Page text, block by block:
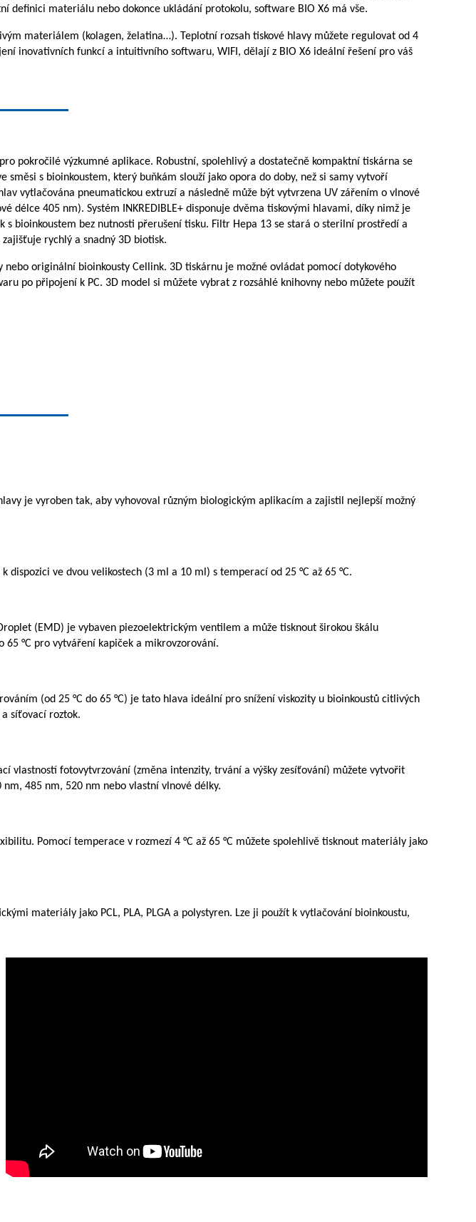
definici materiálu nebo dokonce ukládání protokolu, software BIO X6 má vše.
materiálem (kolagen, želatina…). Teplotní rozsah tiskové hlavy můžete regulovat od 4
inovativních funkcí a intuitivního softwaru, WIFI, dělají z BIO X6 ideální řešení pro váš
pokročilé výzkumné aplikace. Robustní, spolehlivý a dostatečně kompaktní tiskárna se
směsi s bioinkoustem, který buňkám slouží jako opora do doby, než si samy vytvoří
vytlačována pneumatickou extruzí a následně může být vytvrzena UV zářením o vlnové
délce 405 nm). Systém INKREDIBLE+ disponuje dvěma tiskovými hlavami, díky nimž je
s bioinkoustem bez nutnosti přerušení tisku. Filtr Hepa 13 se stará o sterilní prostředí a
rychlý a snadný 3D biotisk.
nebo originální bioinkousty Cellink. 3D tiskárnu je možné ovládat pomocí dotykového
po připojení k PC. 3D model si můžete vybrat z rozsáhlé knihovny nebo můžete použít
je vyroben tak, aby vyhovoval různým biologickým aplikacím a zajistil nejlepší možný
ve dvou velikostech (3 ml a 10 ml) s temperací od 25 °C až 65 °C.
(EMD) je vybaven piezoelektrickým ventilem a může tisknout širokou škálu
65 °C pro vytváření kapiček a mikrovzorování.
(od 25 °C do 65 °C) je tato hlava ideální pro snížení viskozity u bioinkoustů citlivých
síťovací roztok.
vlastností fotovytvrzování (změna intenzity, trvání a výšky zesíťování) můžete vytvořit
485 nm, 520 nm nebo vlastní vlnové délky.
Pomocí temperace v rozmezí 4 °C až 65 °C můžete spolehlivě tisknout materiály jako
materiály jako PCL, PLA, PLGA a polystyren. Lze ji použít k vytlačování bioinkoustu,